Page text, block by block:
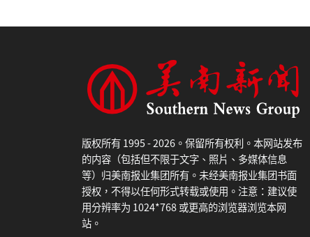
版权所有 1995 - 2026。保留所有权利。本网站发布
的内容（包括但不限于文字、照片、多媒体信息
等）归美南报业集团所有。未经美南报业集团书面
授权，不得以任何形式转载或使用。注意：建议使
用分辨率为 1024*768 或更高的浏览器浏览本网
站。